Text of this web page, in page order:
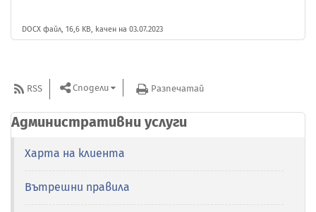
DOCX файл, 16,6 KB, качен на 03.07.2023
RSS Сподели Разпечатай
Административни услуги
Харта на клиента
Вътрешни правила